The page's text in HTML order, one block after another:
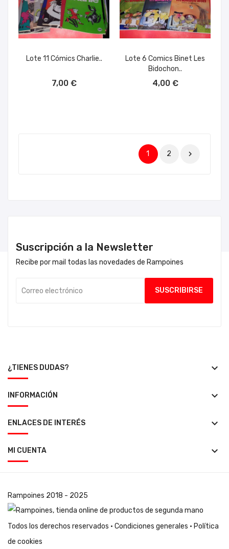
Lote 11 Cómics Charlie..
7,00 €
Lote 6 Comics Binet Les
Bidochon..
4,00 €
1 2 
Suscripción a la Newsletter
Recibe por mail todas las novedades de Rampoines
¿TIENES DUDAS? keyboard_arrow_down
INFORMACIÓN keyboard_arrow_down
ENLACES DE INTERÉS keyboard_arrow_down
MI CUENTA keyboard_arrow_down
Rampoines 2018 - 2025
Todos los derechos reservados · Condiciones generales · Política
de cookies